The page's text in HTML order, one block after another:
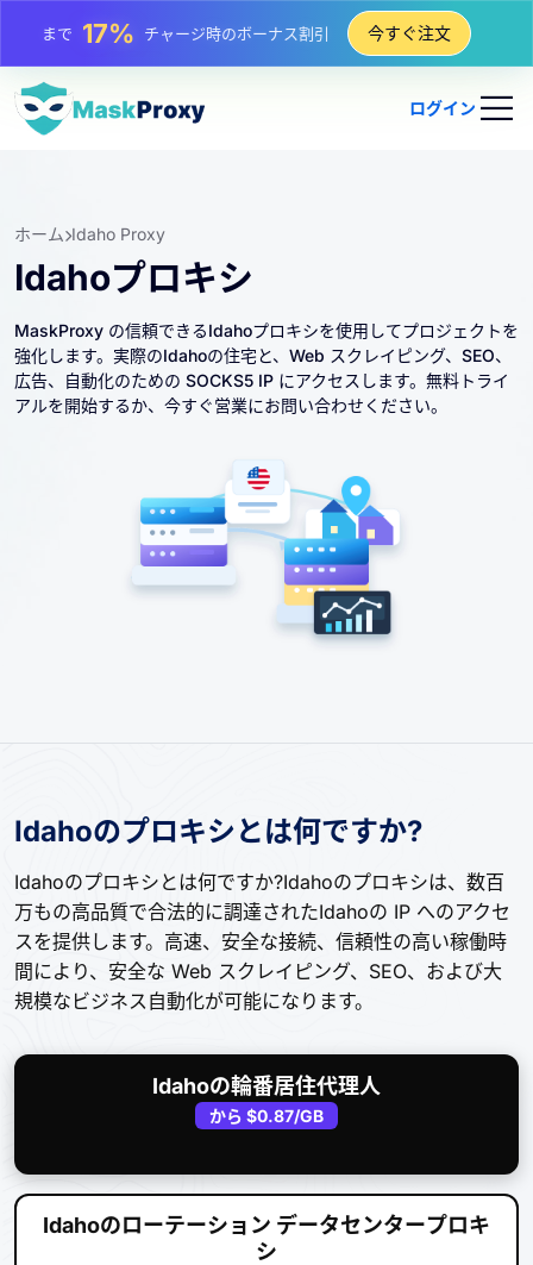
まで25%静的 IP 購入の割引
まで 81%
今すぐ注文
ログイン
ホーム Idaho Proxy
Idahoプロキシ
MaskProxy の信頼できるIdahoプロキシを使用してプロジェクトを
強化します。実際のIdahoの住宅と、Web スクレイピング、SEO、
広告、自動化のための SOCKS5 IP にアクセスします。無料トライ
アルを開始するか、今すぐ営業にお問い合わせください。
Idahoのプロキシとは何ですか?
Idahoのプロキシとは何ですか?Idahoのプロキシは、数百
万もの高品質で合法的に調達されたIdahoの IP へのアクセ
スを提供します。高速、安全な接続、信頼性の高い稼働時
間により、安全な Web スクレイピング、SEO、および大
規模なビジネス自動化が可能になります。
Idahoの輪番居住代理人
から $0.87/GB
Idahoのローテーション データセンタープロキ
シ